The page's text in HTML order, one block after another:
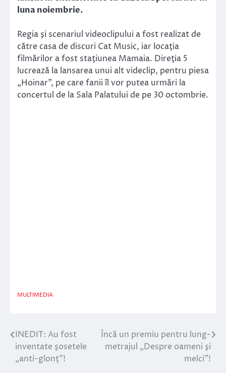
luna noiembrie.
Regia şi scenariul videoclipului a fost realizat de
către casa de discuri Cat Music, iar locaţia
filmărilor a fost staţiunea Mamaia. Direţia 5
lucrează la lansarea unui alt videclip, pentru piesa
„Hoinar”, pe care fanii îl vor putea urmări la
concertul de la Sala Palatului de pe 30 octombrie.
MULTIMEDIA
Navigare
în
INEDIT: Au fost
inventate şosetele
„anti-glonţ”!
Încă un premiu pentru lung-
metrajul „Despre oameni şi
melci”!